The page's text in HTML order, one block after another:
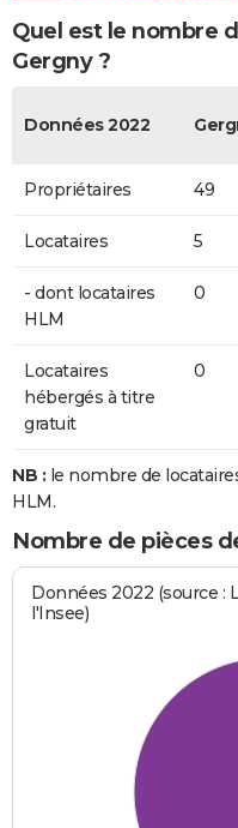
Quel est le nombre
Gergny ?
Données 2022
Propriétaires 49
Locataires 5
- dont locataires
HLM
0
Locataires
hébergés à titre
gratuit
0
NB : le nombre de
HLM.
Nombre de pièces
Données 2022 (source :
l'Insee)